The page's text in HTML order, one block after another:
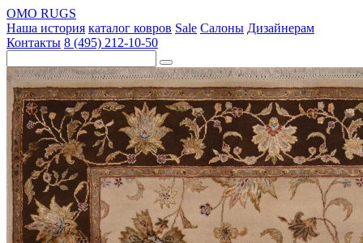
OMO RUGS
Наша история каталог ковров Sale Салоны Дизайнерам
Контакты 8 (495) 212-10-50